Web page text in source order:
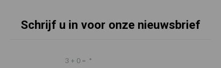
Schrijf u in voor onze nieuwsbrief
3 + 0 = *